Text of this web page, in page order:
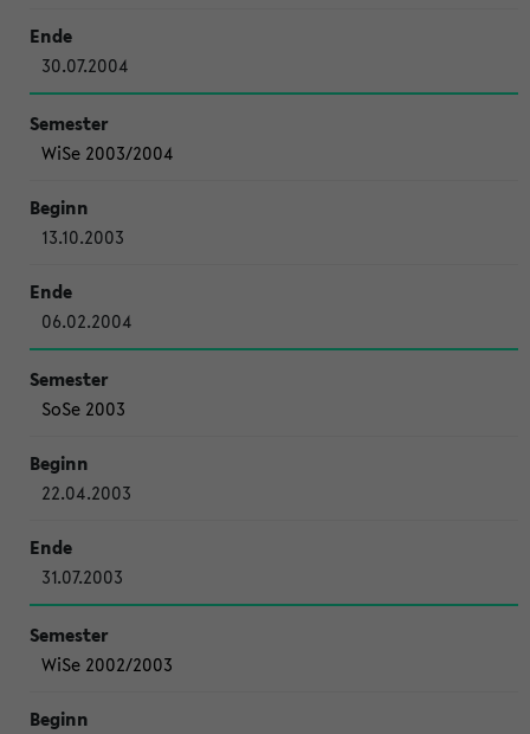
30.07.2004
WiSe 2003/2004
13.10.2003
06.02.2004
SoSe 2003
22.04.2003
31.07.2003
WiSe 2002/2003